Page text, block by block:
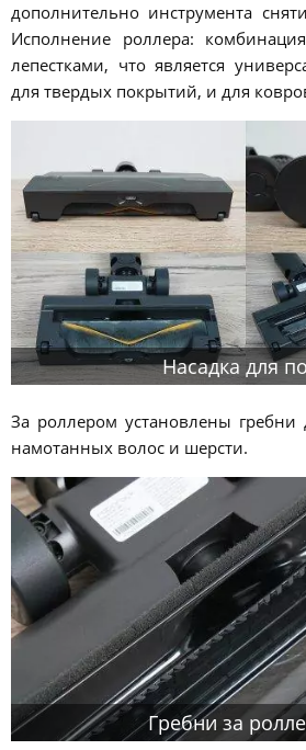
дополнительно инструмента
Исполнение роллера:
лепестками, что является
для твердых покрытий, и для
Насадка для
За роллером установлены гребни
намотанных волос и шерсти.
Гребни за